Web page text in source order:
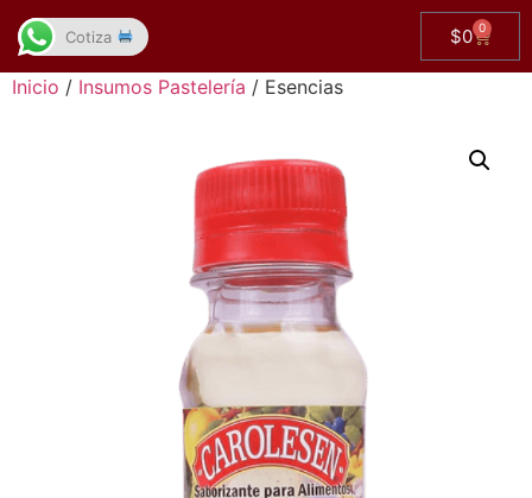
$0 0
Inicio / Insumos Pastelería / Esencias
Cotiza